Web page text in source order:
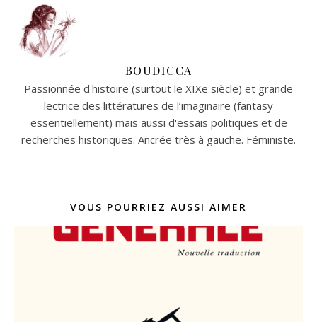
BOUDICCA
Passionnée d'histoire (surtout le XIXe siècle) et grande
lectrice des littératures de l’imaginaire (fantasy
essentiellement) mais aussi d'essais politiques et de
recherches historiques. Ancrée très à gauche. Féministe.
VOUS POURRIEZ AUSSI AIMER